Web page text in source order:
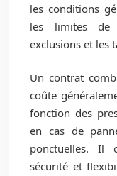
les conditions
les limites de
exclusions et les
Un contrat
coûte
fonction des
en cas de
ponctuelles. Il
sécurité et